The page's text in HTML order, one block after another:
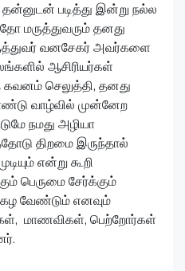
படித்து இன்று நல்ல
மருத்துவரும் தனது
வனசேகர் அவர்களை
ஆசிரியர்கள்
கவனம் செலுத்தி, தனது
வாழ்வில் முன்னேற
நமது அழியா
திறமை இருந்தால்
என்று கூறி
பெருமை சேர்க்கும்
வேண்டும் எனவும்
மாணவிகள், பெற்றோர்கள்